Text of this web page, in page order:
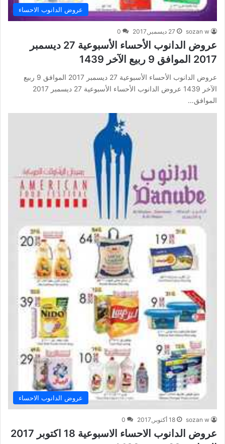
عروض الدانوب الاحساء
sozan w 27 ديسمبر,2017 0
عروض الدانوب الأحساء الأسبوعية 27 ديسمبر
2017 الموافق 9 ربيع الآخر 1439
عروض الدانوب الأحساء الأسبوعية 27 ديسمبر 2017 الموافق 9 ربيع
الآخر 1439 عروض الدانوب الأحساء الأسبوعية 27 ديسمبر 2017
الموافق…
عروض الدانوب الاحساء
sozan w 18 أكتوبر,2017 0
عروض الدانوب الاحساء الاسبوعية 18 اكتوبر 2017